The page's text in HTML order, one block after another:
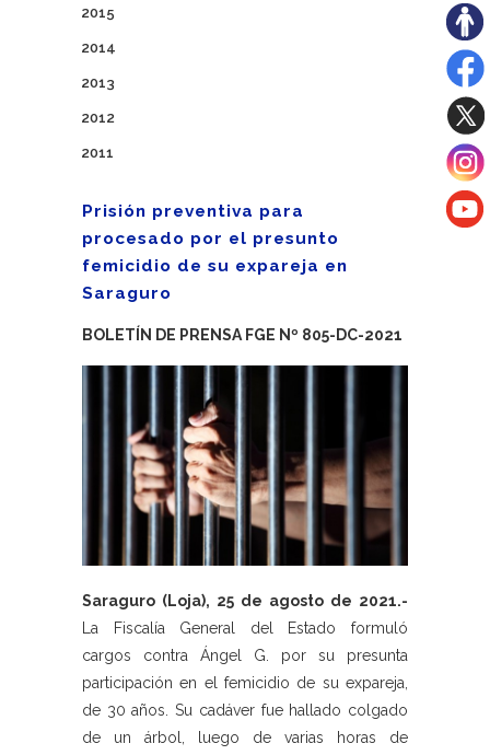
2015
2014
2013
2012
2011
Prisión preventiva para
procesado por el presunto
femicidio de su expareja en
Saraguro
BOLETÍN DE PRENSA FGE Nº 805-DC-2021
Saraguro (Loja), 25 de agosto de 2021.-
La Fiscalía General del Estado formuló
cargos contra Ángel G. por su presunta
participación en el femicidio de su expareja,
de 30 años. Su cadáver fue hallado colgado
de un árbol, luego de varias horas de